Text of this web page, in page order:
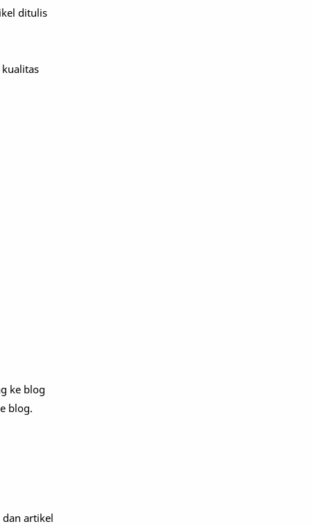
ditulis
ke blog
blog.
artikel